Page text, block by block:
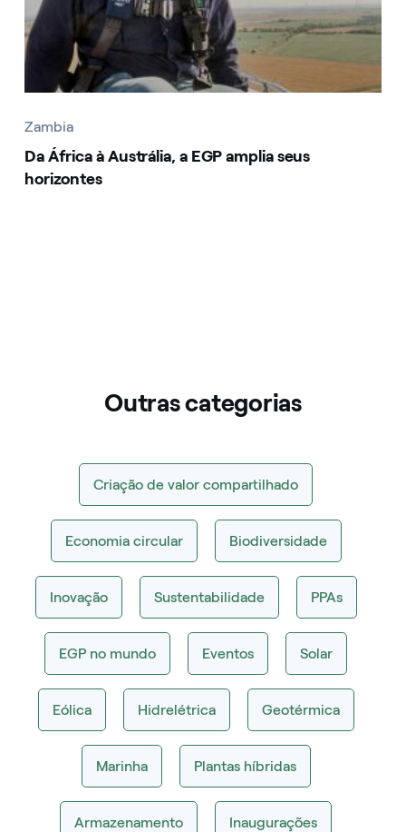
Zambia
Da África à Austrália, a EGP amplia seus
horizontes
Outras categorias
Criação de valor compartilhado
Economia circular Biodiversidade
Inovação Sustentabilidade PPAs
EGP no mundo Eventos Solar
Eólica Hidrelétrica Geotérmica
Marinha Plantas híbridas
Armazenamento Inaugurações